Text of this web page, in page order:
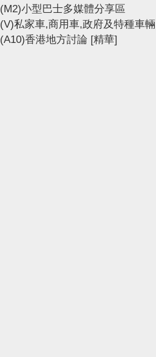
(M2)小型巴士多媒體分享區
(V)私家車,商用車,政府及特種車輛
(A10)香港地方討論 [精華]